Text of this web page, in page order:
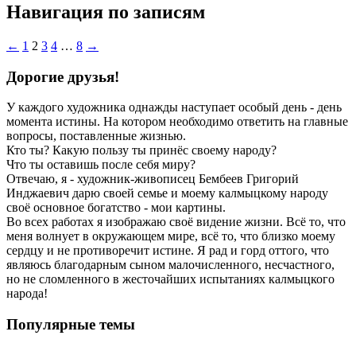
Навигация по записям
← 1 2 3 4 … 8 →
Дорогие друзья!
У каждого художника однажды наступает особый день - день
момента истины. На котором необходимо ответить на главные
вопросы, поставленные жизнью.
Кто ты? Какую пользу ты принёс своему народу?
Что ты оставишь после себя миру?
Отвечаю, я - художник-живописец Бембеев Григорий
Инджаевич дарю своей семье и моему калмыцкому народу
своё основное богатство - мои картины.
Во всех работах я изображаю своё видение жизни. Всё то, что
меня волнует в окружающем мире, всё то, что близко моему
сердцу и не противоречит истине. Я рад и горд оттого, что
являюсь благодарным сыном малочисленного, несчастного,
но не сломленного в жесточайших испытаниях калмыцкого
народа!
Популярные темы